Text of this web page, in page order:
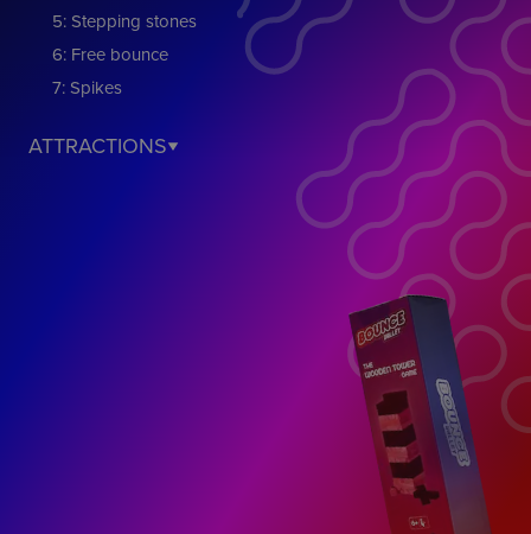
5: Stepping stones
6: Free bounce
7: Spikes
ATTRACTIONS